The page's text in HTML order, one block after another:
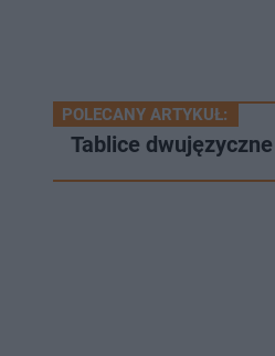
POLECANY ARTYKUŁ:
Tablice